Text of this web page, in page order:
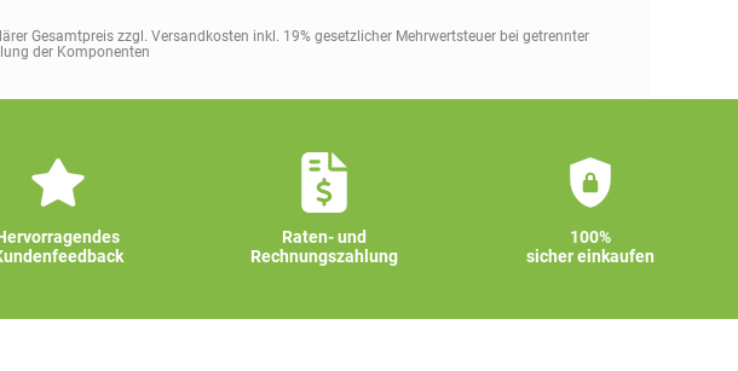
Gesamtpreis zzgl. Versandkosten inkl. 19% gesetzlicher Mehrwertsteuer bei getrennter
der Komponenten
Raten- und
Rechnungszahlung
100%
sicher einkaufen